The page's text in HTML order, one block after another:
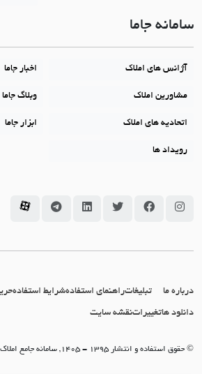
سامانه جاما
آژانس های املاک اخبار جاما
مشاورین املاک وبلاگ جاما
اتحادیه های املاک ابزار جاما
رویداد ها
سامانه جاما در اینستاگرام
سامانه جاما در فیسبوک
سامانه جاما در توئیتر
سامانه جاما در
سامانه جاما
درباره ما تبلیغاتراهنمای استفادهشرایط استفاده
دانلود هاتغییراتنقشه سایت
© حقوق استفاده و انتشار 1395 - 1405, سامانه جامع املاک و مشاورین املاک (سامانه جاما)